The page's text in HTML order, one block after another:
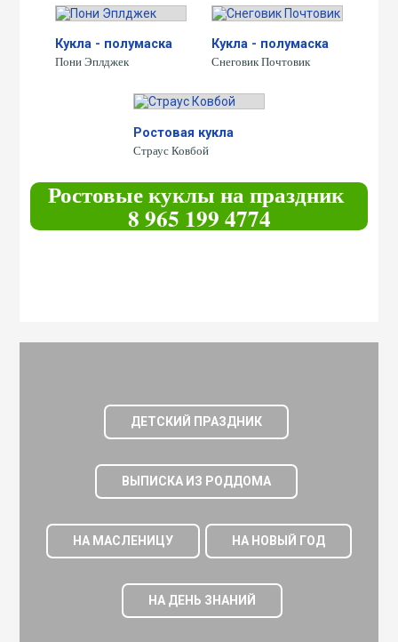
Кукла - полумаска
Пони Эплджек
Кукла - полумаска
Снеговик Почтовик
Ростовая кукла
Страус Ковбой
Ростовые куклы на праздник
8 965 199 4774
ДЕТСКИЙ ПРАЗДНИК
ВЫПИСКА ИЗ РОДДОМА
НА МАСЛЕНИЦУ НА НОВЫЙ ГОД
НА ДЕНЬ ЗНАНИЙ